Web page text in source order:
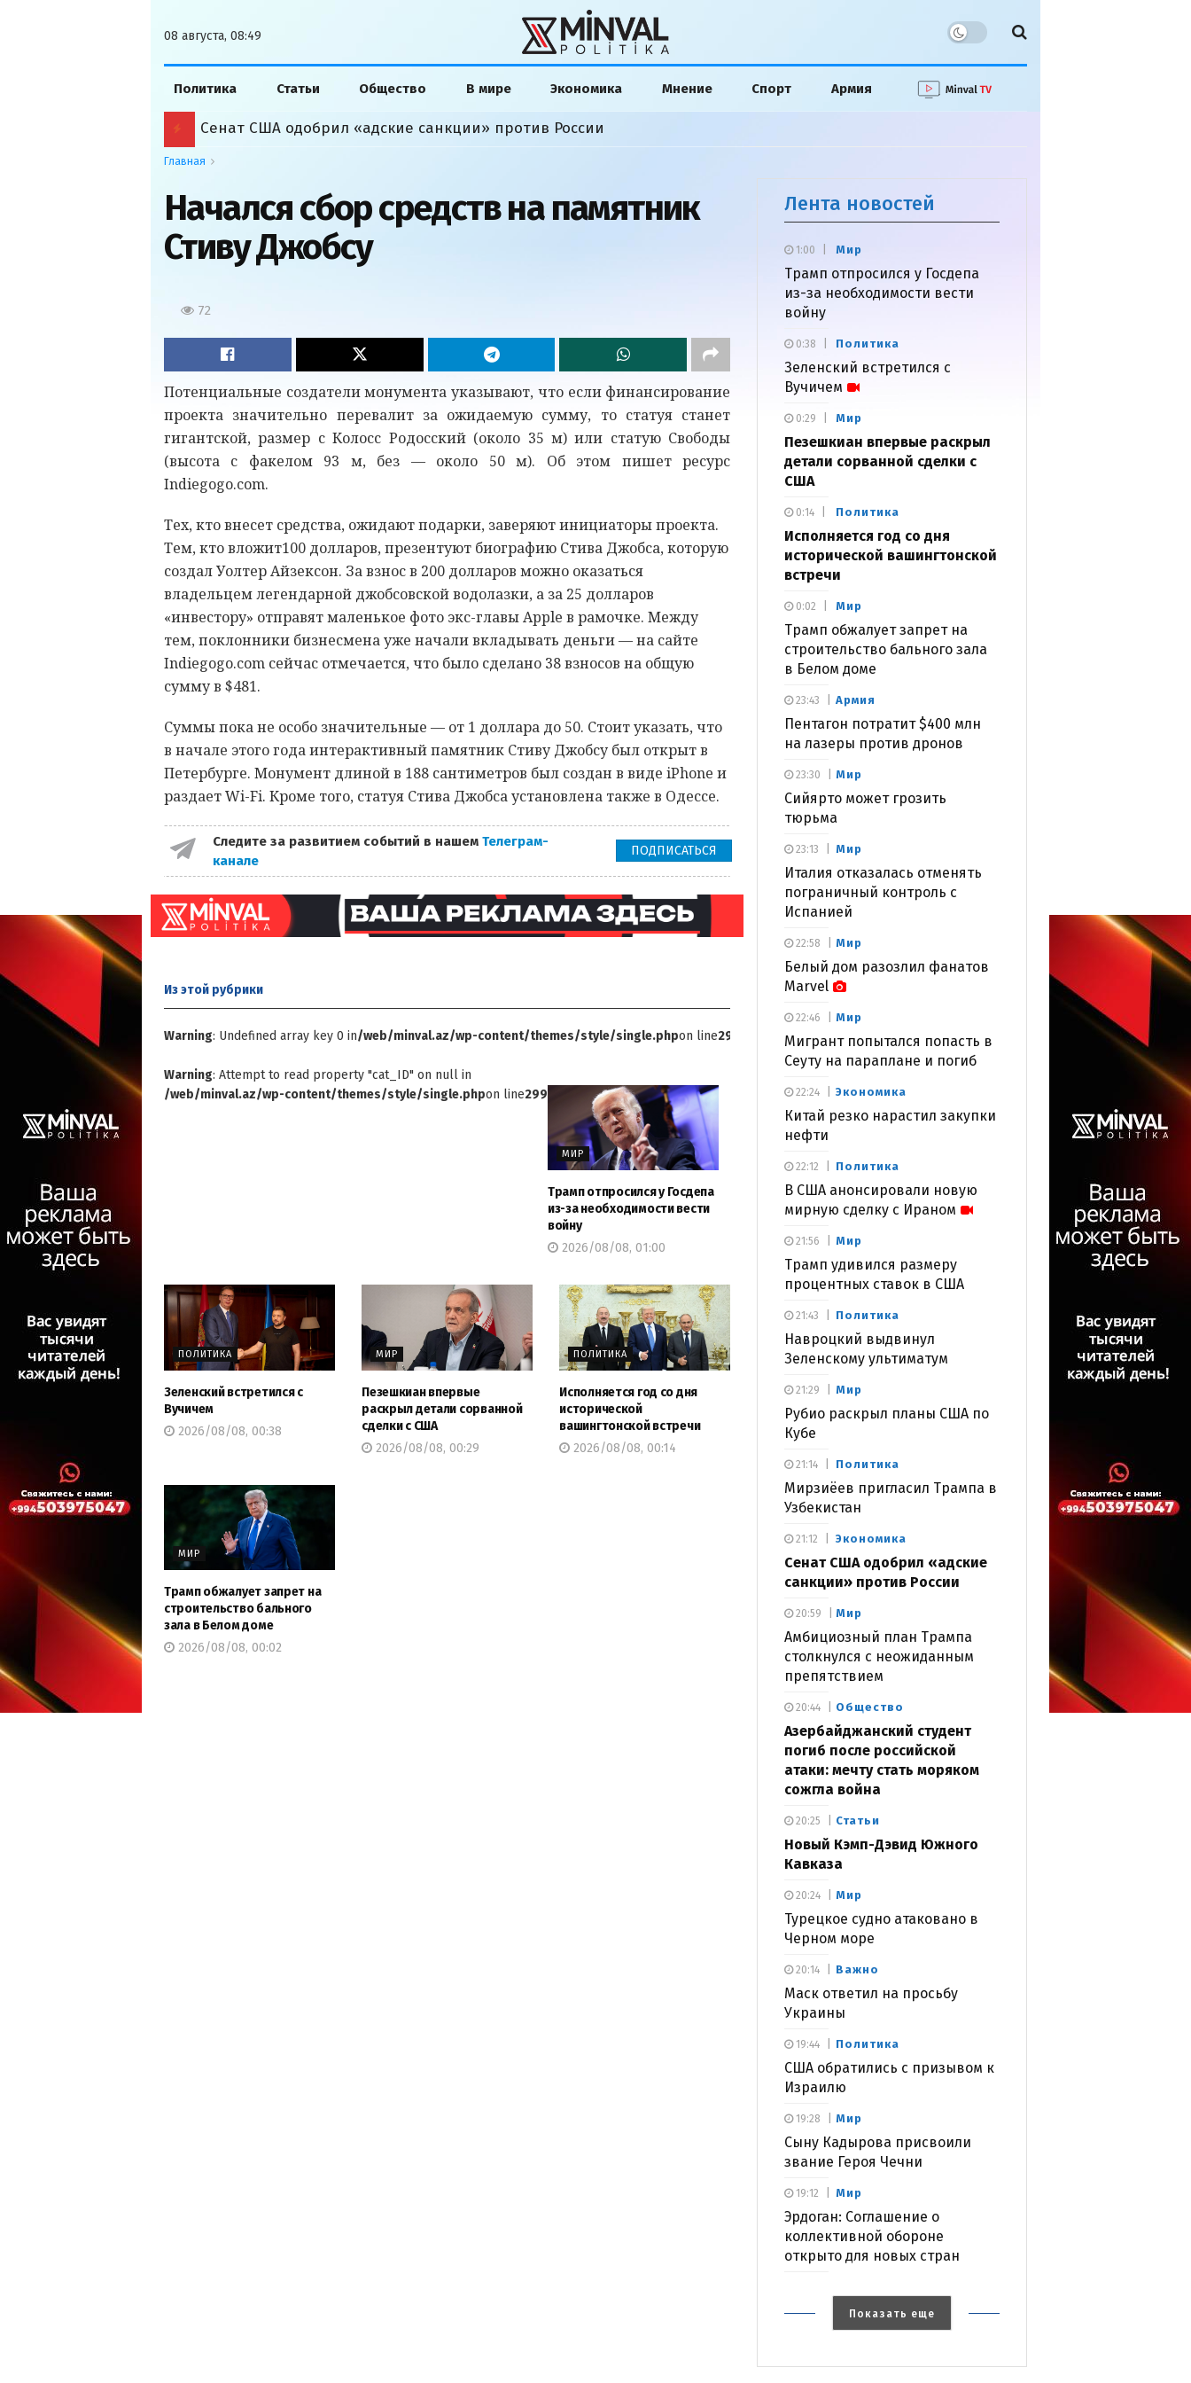
08 августа, 08:49
Политика Статьи Общество В мире Экономика Мнение Спорт Армия
Сенат США одобрил «адские санкции» против России
Главная
Начался сбор средств на памятник
Стиву Джобсу
72
Потенциальные создатели монумента указывают, что если финансирование
проекта значительно перевалит за ожидаемую сумму, то статуя станет
гигантской, размер с Колосс Родосский (около 35 м) или статую Свободы
(высота с факелом 93 м, без — около 50 м). Об этом пишет ресурс
Indiegogo.com.
Тех, кто внесет средства, ожидают подарки, заверяют инициаторы проекта.
Тем, кто вложит100 долларов, презентуют биографию Стива Джобса, которую
создал Уолтер Айзексон. За взнос в 200 долларов можно оказаться
владельцем легендарной джобсовской водолазки, а за 25 долларов
«инвестору» отправят маленькое фото экс-главы Apple в рамочке. Между
тем, поклонники бизнесмена уже начали вкладывать деньги — на сайте
Indiegogo.com сейчас отмечается, что было сделано 38 взносов на общую
сумму в $481.
Суммы пока не особо значительные — от 1 доллара до 50. Стоит указать, что
в начале этого года интерактивный памятник Стиву Джобсу был открыт в
Петербурге. Монумент длиной в 188 сантиметров был создан в виде iPhone и
раздает Wi-Fi. Кроме того, статуя Стива Джобса установлена также в Одессе.
Следите за развитием событий в нашем Телеграм-
канале
ПОДПИСАТЬСЯ
Из этой рубрики
Warning: Undefined array key 0 in/web/minval.az/wp-content/themes/style/single.phpon line299
Warning: Attempt to read property "cat_ID" on null in
/web/minval.az/wp-content/themes/style/single.phpon line299
МИР
Трамп отпросился у Госдепа
из-за необходимости вести
войну
2026/08/08, 01:00
ПОЛИТИКА
Зеленский встретился с
Вучичем
2026/08/08, 00:38
МИР
Пезешкиан впервые
раскрыл детали сорванной
сделки с США
2026/08/08, 00:29
ПОЛИТИКА
Исполняется год со дня
исторической
вашингтонской встречи
2026/08/08, 00:14
МИР
Трамп обжалует запрет на
строительство бального
зала в Белом доме
2026/08/08, 00:02
Лента новостей
Мир
Трамп отпросился у Госдепа
из-за необходимости вести
войну
1:00
Политика
Зеленский встретился с
Вучичем
0:38
Мир
Пезешкиан впервые раскрыл
детали сорванной сделки с
США
0:29
Политика
Исполняется год со дня
исторической вашингтонской
встречи
0:14
Мир
Трамп обжалует запрет на
строительство бального зала
в Белом доме
0:02
Армия
Пентагон потратит $400 млн
на лазеры против дронов
23:43
Мир
Сийярто может грозить
тюрьма
23:30
Мир
Италия отказалась отменять
пограничный контроль с
Испанией
23:13
Мир
Белый дом разозлил фанатов
Marvel
22:58
Мир
Мигрант попытался попасть в
Сеуту на параплане и погиб
22:46
Экономика
Китай резко нарастил закупки
нефти
22:24
Политика
В США анонсировали новую
мирную сделку с Ираном
22:12
Мир
Трамп удивился размеру
процентных ставок в США
21:56
Политика
Навроцкий выдвинул
Зеленскому ультиматум
21:43
Мир
Рубио раскрыл планы США по
Кубе
21:29
Политика
Мирзиёев пригласил Трампа в
Узбекистан
21:14
Экономика
Сенат США одобрил «адские
санкции» против России
21:12
Мир
Амбициозный план Трампа
столкнулся с неожиданным
препятствием
20:59
Общество
Азербайджанский студент
погиб после российской
атаки: мечту стать моряком
сожгла война
20:44
Статьи
Новый Кэмп-Дэвид Южного
Кавказа
20:25
Мир
Турецкое судно атаковано в
Черном море
20:24
Важно
Маск ответил на просьбу
Украины
20:14
Политика
США обратились с призывом к
Израилю
19:44
Мир
Сыну Кадырова присвоили
звание Героя Чечни
19:28
Мир
Эрдоган: Соглашение о
коллективной обороне
открыто для новых стран
19:12
Показать еще